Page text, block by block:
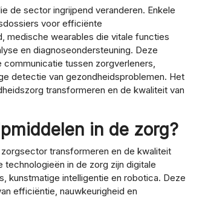
de sector ingrijpend veranderen. Enkele
voor efficiënte
medische wearables die vitale functies
en diagnoseondersteuning. Deze
tussen zorgverleners,
detectie van gezondheidsproblemen. Het
transformeren en de kwaliteit van
in de zorg?
transformeren en de kwaliteit
in de zorg zijn digitale
kunstmatige intelligentie en robotica. Deze
efficiëntie, nauwkeurigheid en